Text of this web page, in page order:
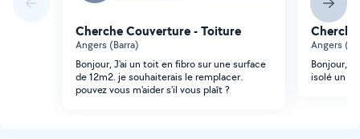
Cherche Couverture - Toiture
Angers (Barra)
Bonjour, J'ai un toit en fibro sur une surface
de 12m2. je souhaiterais le remplacer.
pouvez vous m'aider s'il vous plaît ?
Angers
Bonjour,
isolé un